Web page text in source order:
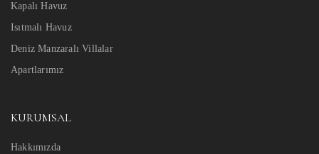
Kapalı Havuz
Isıtmalı Havuz
Deniz Manzaralı Villalar
Apartlarımız
KURUMSAL
Hakkımızda